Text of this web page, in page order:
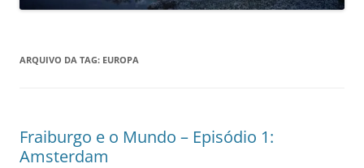
ARQUIVO DA TAG: EUROPA
Fraiburgo e o Mundo – Episódio 1:
Amsterdam